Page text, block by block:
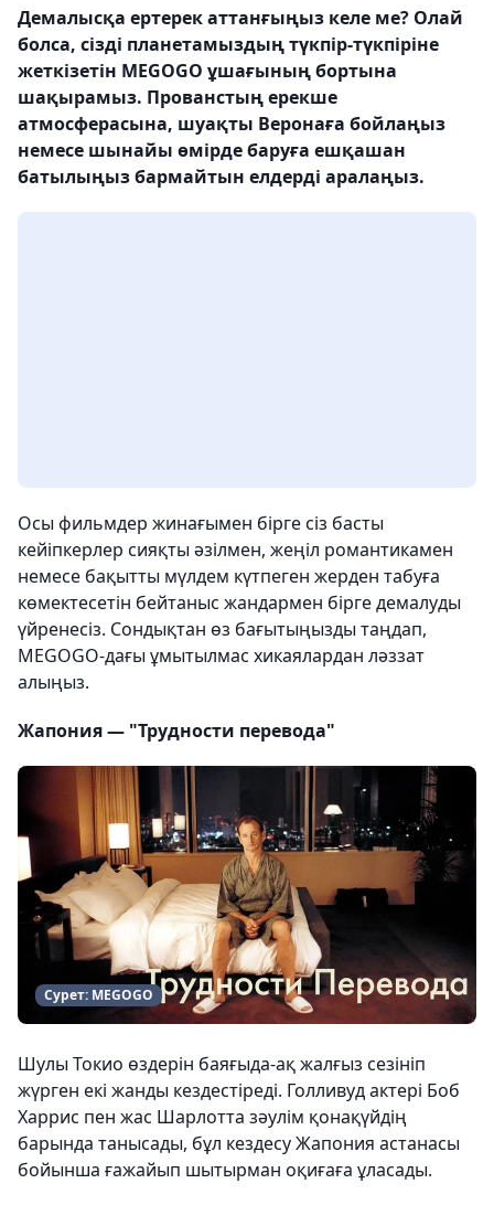
Демалысқа ертерек аттанғыңыз келе ме? Олай
болса, сізді планетамыздың түкпір-түкпіріне
жеткізетін MEGOGO ұшағының бортына
шақырамыз. Прованстың ерекше
атмосферасына, шуақты Веронаға бойлаңыз
немесе шынайы өмірде баруға ешқашан
батылыңыз бармайтын елдерді аралаңыз.
Осы фильмдер жинағымен бірге сіз басты
кейіпкерлер сияқты әзілмен, жеңіл романтикамен
немесе бақытты мүлдем күтпеген жерден табуға
көмектесетін бейтаныс жандармен бірге демалуды
үйренесіз. Сондықтан өз бағытыңызды таңдап,
MEGOGO-дағы ұмытылмас хикаялардан ләззат
алыңыз.
Жапония — "Трудности перевода"
Сурет: MEGOGO
Шулы Токио өздерін баяғыда-ақ жалғыз сезініп
жүрген екі жанды кездестіреді. Голливуд актері Боб
Харрис пен жас Шарлотта зәулім қонақүйдің
барында танысады, бұл кездесу Жапония астанасы
бойынша ғажайып шытырман оқиғаға ұласады.